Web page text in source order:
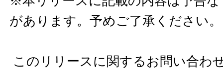
があります。予めご了承ください。
このリリースに関するお問い合わ